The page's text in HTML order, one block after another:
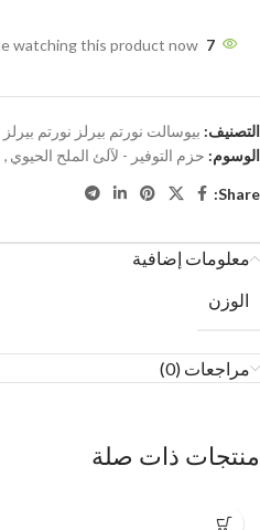
7
watching this product now!
التصنيف: بيوسالت نورتم بيرلز نورتم بيرلز
الوسوم: حزم التوفير - لآلئ الملح الحيوي ,
Share:
معلومات إضافية
الوزن
مراجعات (0)
منتجات ذات صلة